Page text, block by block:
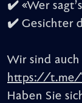
✔️ «Wer
✔️ Gesichter
Wir sind auch
https://t.me/
Haben Sie